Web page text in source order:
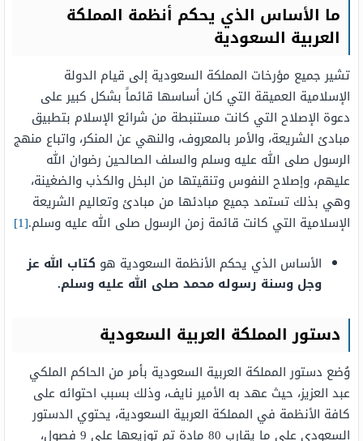
ما الأساس الذي يحكم أنظمة المملكة
العربية السعودية
تشير جميع مؤرخات المملكة السعودية إلى قيام الدولة
الإسلامية العميقة التي كان أساسها قائماً بشكل كبير على
دعوة الإصلاح التي كانت مستنبطة من شرائع الإسلام بتطبيق
مبادئ الشريعة، والأمر بالمعروف، والنهي عن المنكر، واتباع منهج
الرسول صلى الله عليه وسلم والسلف الصالحين رضوان الله
عليهم، وإصلاح النفوس وتنقيتها من البخل والكذب والضغينة،
وهي بذلك تستمد جميع مبادئها من مبادئ وتعاليم الشريعة
الإسلامية التي كانت قائمة زمن الرسول صلى الله عليه وسلم.[1]
الأساس الذي يحكم الأنظمة السعودية هو كتاب الله عز
وجل وسنة رسوله محمد صلى الله عليه وسلم.
دستور المملكة العربية السعودية
وُضع دستور المملكة العربية السعودية بأمر من الحاكم الملكي
عبد العزيز، حيث عهد به الأمير نايف، وذلك بسبب احتوائه على
كافة الأنظمة في المملكة العربية السعودية، يحتوي الدستور
السعودي على ما يقارب 80 مادة تم توزيعها على 9 فصول،